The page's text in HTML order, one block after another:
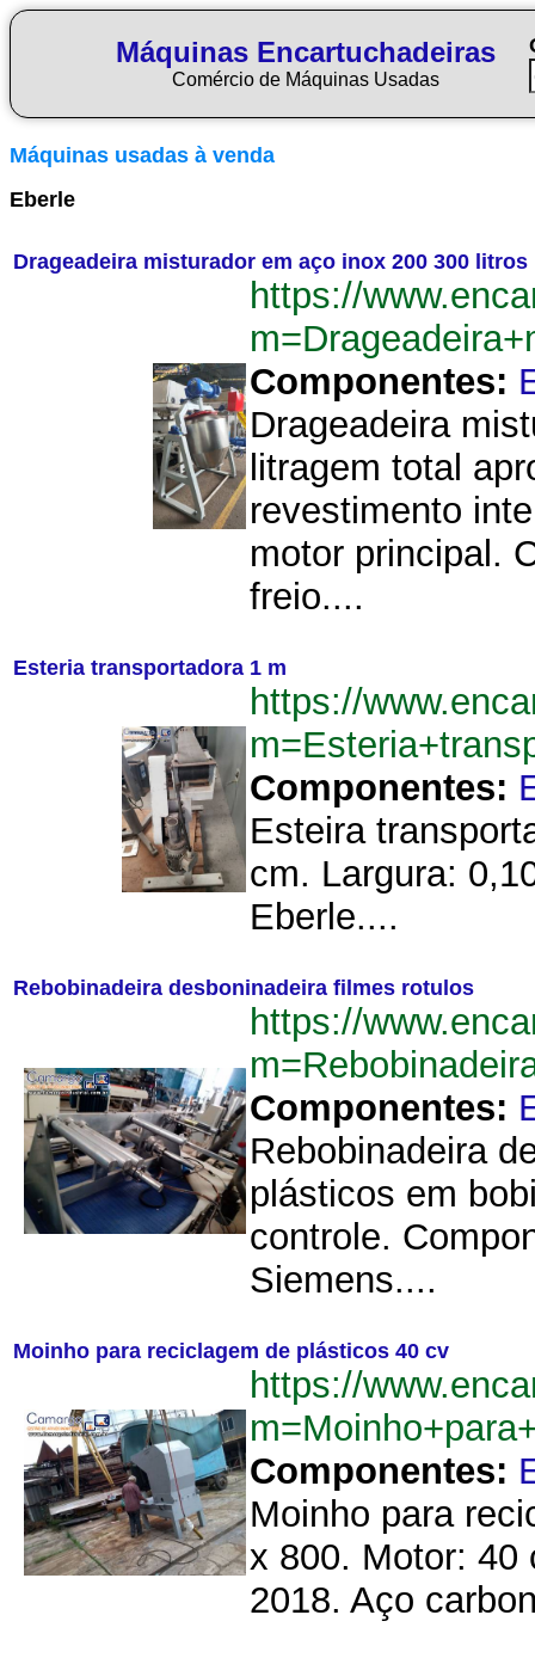
Máquinas Encartuchadeiras
Comércio de Máquinas Usadas
Máquinas usadas à venda
Eberle
Drageadeira misturador em aço inox 200 300 litros
https://
Componentes:
Drageadeira
litragem total
revestimento
motor principal.
freio....
Esteria transportadora 1 m
https://
Componentes:
Esteira
cm. Largura:
Eberle....
Rebobinadeira desboninadeira filmes rotulos
https://
Componentes:
Rebobinadeira
plásticos em
controle.
Siemens....
Moinho para reciclagem de plásticos 40 cv
https://
Componentes:
Moinho para
x 800. Motor: 40
2018. Aço